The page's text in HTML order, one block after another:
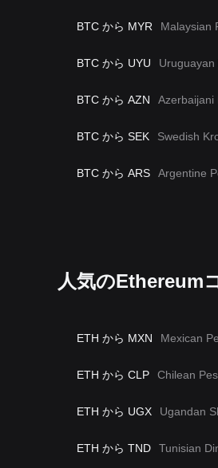
BTC から MYR Malaysian
BTC から UYU Uruguayan
BTC から AZN Azerbaijani
BTC から SEK Swedish
BTC から ARS Argentine
人気のEthereum
ETH から MXN Mexican
ETH から CLP Chilean
ETH から UGX Ugandan
ETH から TND Tunisian